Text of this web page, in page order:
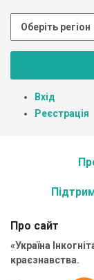
Вхід
Реєстрація
Про сайт
«Україна
краєзнавства.